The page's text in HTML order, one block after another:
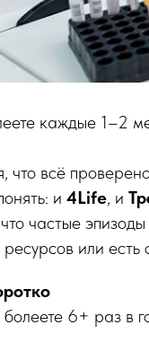
каждые 1–2
что всё
и 4Life, и
частые
ресурсов или есть
болеете 6+ раз в